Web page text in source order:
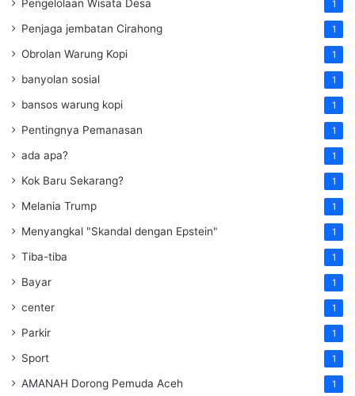
Pengelolaan Wisata Desa 1
Penjaga jembatan Cirahong 1
Obrolan Warung Kopi 1
banyolan sosial 1
bansos warung kopi 1
Pentingnya Pemanasan 1
ada apa? 1
Kok Baru Sekarang? 1
Melania Trump 1
Menyangkal "Skandal dengan Epstein" 1
Tiba-tiba 1
Bayar 1
center 1
Parkir 1
Sport 1
AMANAH Dorong Pemuda Aceh 1